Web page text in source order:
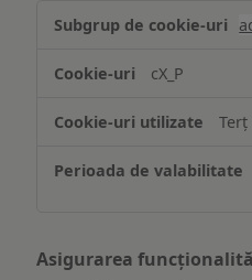
și/sau
informațiilor
pe
dispozitiv
cX_P
Terț
Asigurarea